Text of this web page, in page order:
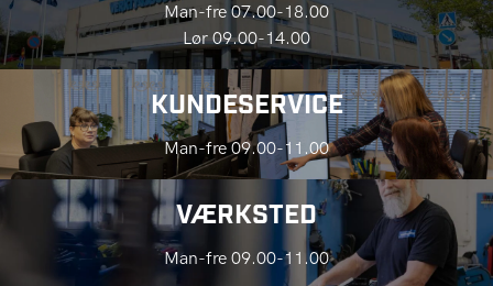
Man-fre 07.00-18.00
Lør 09.00-14.00
KUNDESERVICE
Man-fre 09.00-11.00
VÆRKSTED
Man-fre 09.00-11.00